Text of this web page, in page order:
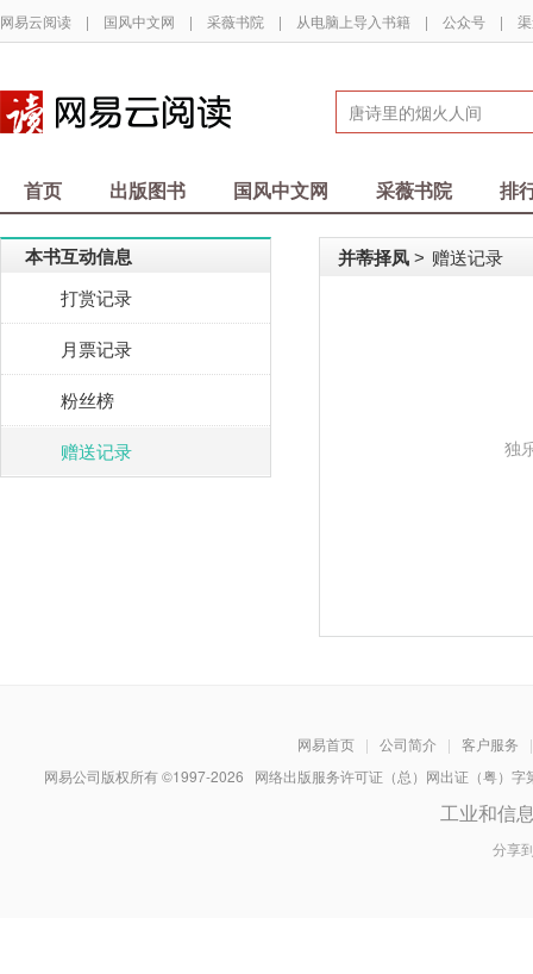
网易云阅读 | 国风中文网 | 采薇书院 | 从电脑上导入书籍 | 公众号 |
首页 出版图书 国风中文网 采薇书院 排
本书互动信息
打赏记录
月票记录
粉丝榜
赠送记录
并蒂择凤 > 赠送记录
独
网易首页 | 公司简介 | 客户服务
|
网易公司版权所有 ©1997-2026 网络出版服务许可证（总）网出证（粤）
工业和信
分享